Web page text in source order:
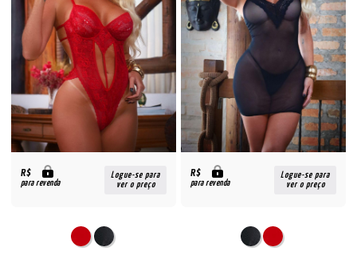
R$
para revenda
Logue-se para
ver o preço
R$
para revenda
Logue-se para
ver o preço